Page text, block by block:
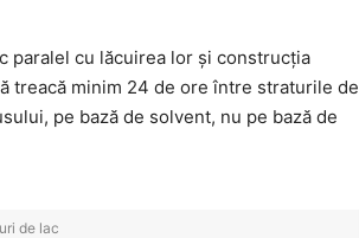
paralel cu lăcuirea lor și construcția
treacă minim 24 de ore între straturile de
pe bază de solvent, nu pe bază de
de lac